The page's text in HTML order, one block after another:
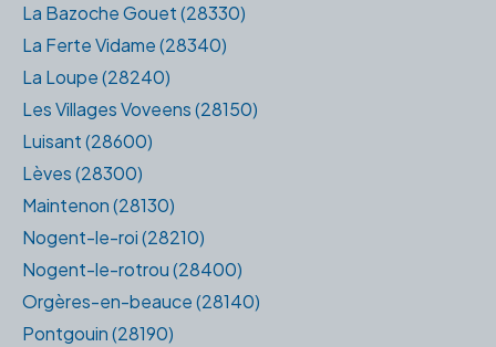
La Bazoche Gouet (28330)
La Ferte Vidame (28340)
La Loupe (28240)
Les Villages Voveens (28150)
Luisant (28600)
Lèves (28300)
Maintenon (28130)
Nogent-le-roi (28210)
Nogent-le-rotrou (28400)
Orgères-en-beauce (28140)
Pontgouin (28190)